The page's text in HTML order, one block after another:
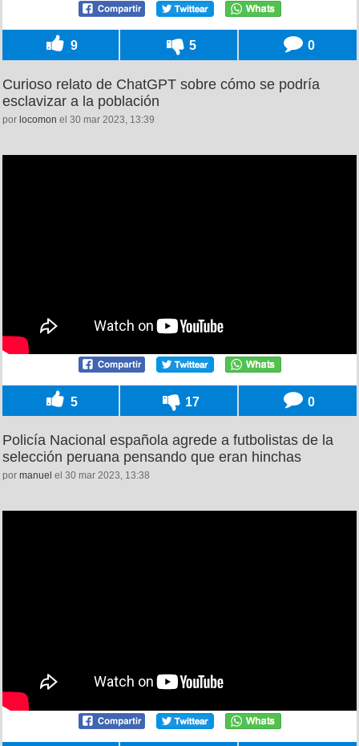
9 5 0
Curioso relato de ChatGPT sobre cómo se podría
esclavizar a la población
por locomon el 30 mar 2023, 13:39
5 17 0
Policía Nacional española agrede a futbolistas de la
selección peruana pensando que eran hinchas
por manuel el 30 mar 2023, 13:38